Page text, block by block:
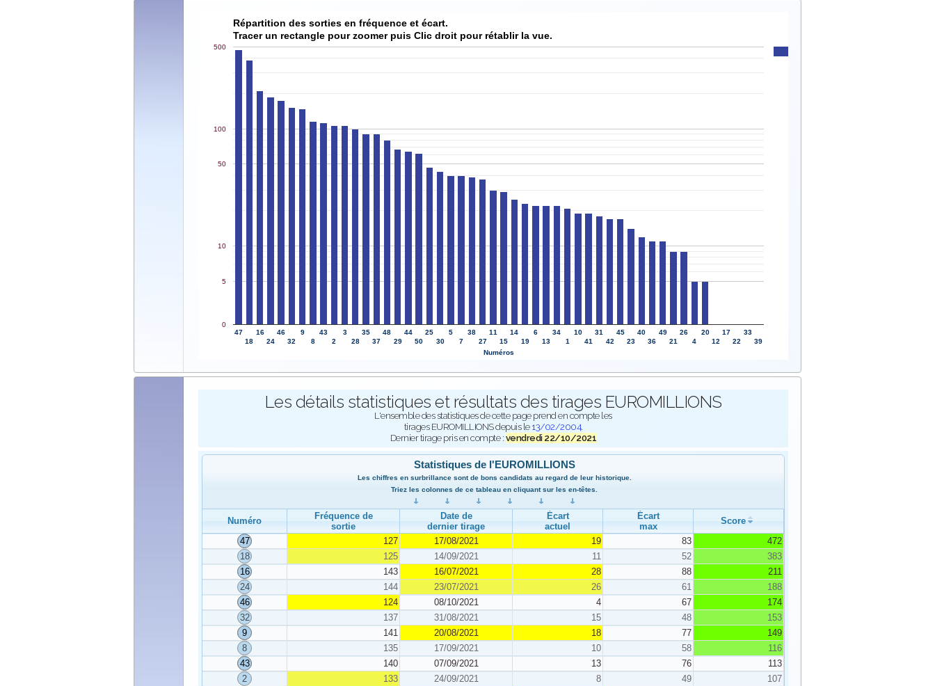
Répartition des sorties en fréquence et écart.
Tracer un rectangle pour zoomer puis Clic droit pour rétablir la vue.
47
18
16
24
46
32
9
8
43
2
3
28
35
37
48
29
44
50
25
30
5
7
38
27
11
15
14
19
6
13
34
1
10
41
31
42
45
23
40
36
49
21
26
4
20
12
17
22
33
39
0
5
10
50
100
500
Numéros
Les détails statistiques et résultats des tirages EUROMILLIONS
L'ensemble des statistiques de cette page prend en compte les
tirages EUROMILLIONS depuis le 13/02/2004.
Dernier tirage pris en compte : vendredi 22/10/2021
Statistiques de l'EUROMILLIONS
Les chiffres en surbrillance sont de bons candidats au regard de leur historique.
Triez les colonnes de ce tableau en cliquant sur les en-têtes.
Numéro
Fréquence de
sortie
Date de
dernier tirage
Écart
actuel
Écart
max
Score
47
127 17/08/2021 19 83
472
18
125 14/09/2021 11 52
383
16
143 16/07/2021 28 88
211
24
144 23/07/2021 26 61
188
46
124 08/10/2021 4 67
174
32
137 31/08/2021 15 48
153
9
141 20/08/2021 18 77
149
8
135 17/09/2021 10 58
116
43
140 07/09/2021 13 76
113
2
133 24/09/2021 8 49
107